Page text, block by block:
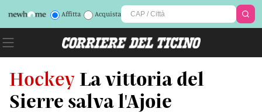
Affitta Acquista
Hockey La vittoria del
Sierre salva l'Ajoie